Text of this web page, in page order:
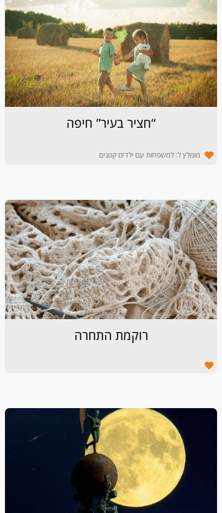
“חציר בעיר” חיפה
מומלץ ל: למשפחות עם ילדים קטנים
רוקמת התחרה